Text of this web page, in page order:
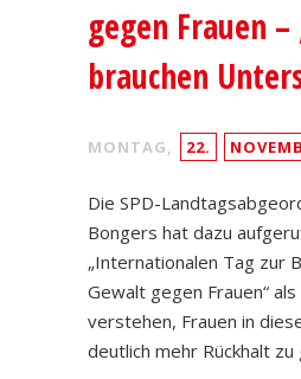
gegen Frauen
brauchen
MONTAG, 22.
Die SPD-
Bongers hat dazu
„Internationalen Tag zur
Gewalt gegen Frauen“ als
verstehen, Frauen in
deutlich mehr Rückhalt zu